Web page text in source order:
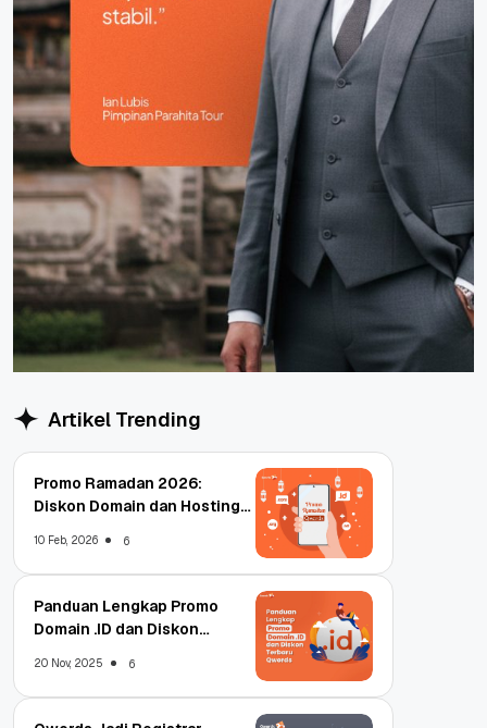
Artikel Trending
Promo Ramadan 2026:
Diskon Domain dan Hosting
10 Feb, 2026 6
Panduan Lengkap Promo
Domain .ID dan Diskon
20 Nov, 2025 6